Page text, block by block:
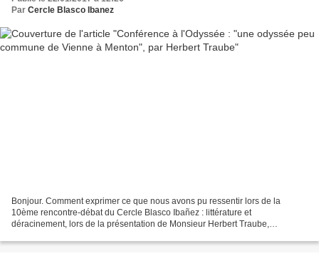
Par Cercle Blasco Ibanez
Bonjour. Comment exprimer ce que nous avons pu ressentir lors de la
10ème rencontre-débat du Cercle Blasco Ibañez : littérature et
déracinement, lors de la présentation de Monsieur Herbert Traube,